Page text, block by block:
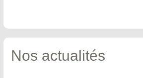
Nos actualités